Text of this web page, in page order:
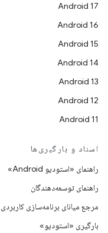
Android 17
Android 16
Android 15
Android 14
Android 13
Android 12
Android 11
اسناد و بارگیری‌ها
راهنمای «استودیو Android»
راهنمای توسعه‌دهندگان
مرجع میانای برنامه‌سازی کاربردی
بارگیری «استودیو»